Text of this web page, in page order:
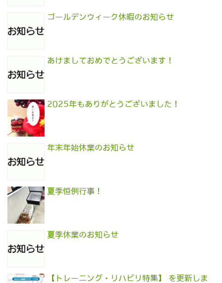
ゴールデンウィーク休暇のお知らせ
あけましておめでとうございます！
2025年もありがとうございました！
年末年始休業のお知らせ
夏季恒例行事！
夏季休業のお知らせ
【トレーニング・リハビリ特集】 を更新しま